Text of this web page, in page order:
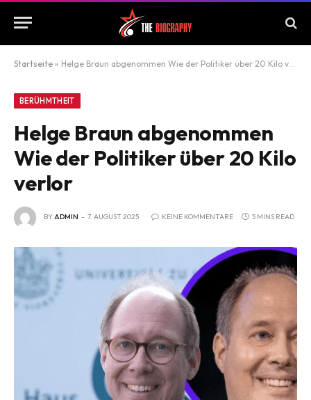
Startseite » Helge Braun abgenommen Wie der Politiker über 20 Kilo verlor
BERÜHMTHEIT
Helge Braun abgenommen
Wie der Politiker über 20 Kilo
verlor
BYADMIN 7. AUGUST 2025 KEINE KOMMENTARE 5 MINS READ